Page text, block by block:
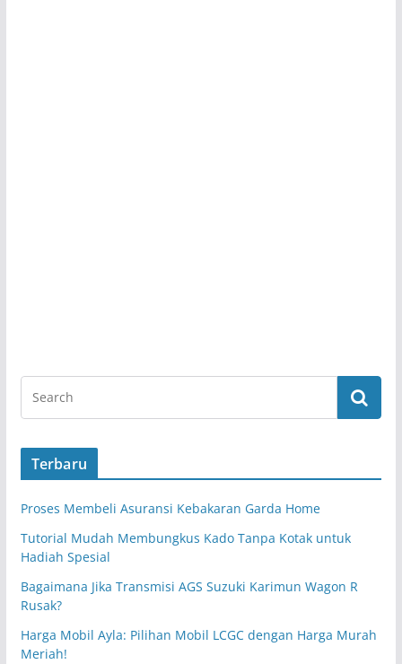
Terbaru
Proses Membeli Asuransi Kebakaran Garda Home
Tutorial Mudah Membungkus Kado Tanpa Kotak untuk
Hadiah Spesial
Bagaimana Jika Transmisi AGS Suzuki Karimun Wagon R
Rusak?
Harga Mobil Ayla: Pilihan Mobil LCGC dengan Harga Murah
Meriah!